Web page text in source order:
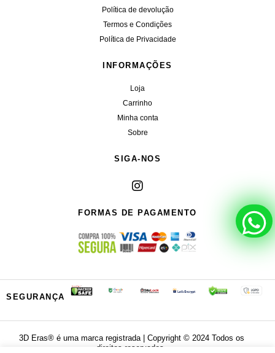
Política de devolução
Termos e Condições
Política de Privacidade
INFORMAÇÕES
Loja
Carrinho
Minha conta
Sobre
SIGA-NOS
FORMAS DE PAGAMENTO
SEGURANÇA
3D Eras®️ é uma marca registrada | Copyright ©️ 2024 Todos os
direitos reservados.